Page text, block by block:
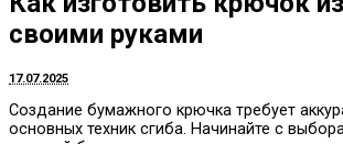
своими руками
17.07.2025
Создание бумажного крючка требует
основных техник сгиба. Начинайте с